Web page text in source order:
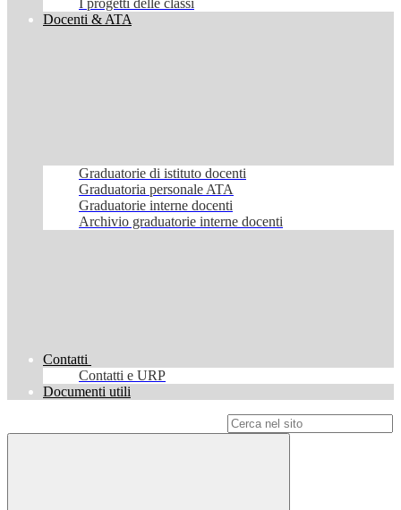
I progetti delle classi
Docenti & ATA
Graduatorie di istituto docenti
Graduatoria personale ATA
Graduatorie interne docenti
Archivio graduatorie interne docenti
Contatti
Contatti e URP
Documenti utili